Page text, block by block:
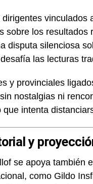
vinculados
sobre los
disputa silenciosa
las lecturas
y provinciales
nostalgias ni
intenta
y
se apoya también
como Gildo